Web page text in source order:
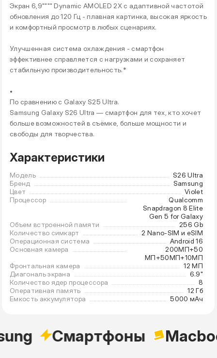
Экран 6,9"""" Dynamic AMOLED 2X с адаптивной частотой
обновления до 120 Гц - плавная картинка, высокая яркость
и комфортный просмотр в любых сценариях.
Улучшенная система охлаждения - смартфон
эффективнее справляется с нагрузками и сохраняет
стабильную производительность.*
•
По сравнению с Galaxy S25 Ultra.
Samsung Galaxy S26 Ultra — смартфон для тех, кто хочет
больше возможностей в съёмке, больше мощности и
свободы для творчества.
Характеристики
Модель
S26 Ultra
Бренд
Samsung
Цвет
Violet
Процессор
Qualcomm
Snapdragon 8 Elite
Gen 5 for Galaxy
Объем встроенной памяти
256 Gb
Количество симкарт
2 Nano-SIM и eSIM
Операционная система
Android 16
Основная камера
200МП+50
МП+50МП+10МП
Фронтальная камера
12 МП
Диагональ экрана
6.9"
Количество ядер процессора
8
Оперативная память
12 Гб
Емкость аккумулятора
5000 мАч
Cмартфоны